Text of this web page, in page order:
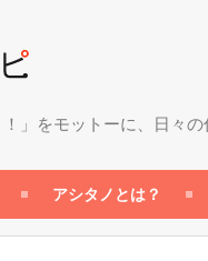
」をモットーに、日々
アシタノとは？